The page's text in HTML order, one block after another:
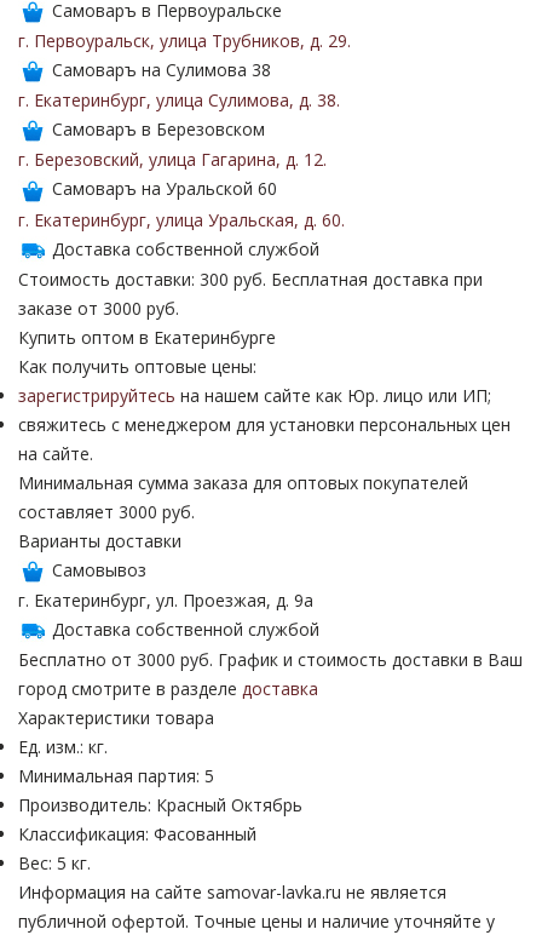
Самоваръ в Первоуральске
г. Первоуральск, улица Трубников, д. 29.
Самоваръ на Сулимова 38
г. Екатеринбург, улица Сулимова, д. 38.
Самоваръ в Березовском
г. Березовский, улица Гагарина, д. 12.
Самоваръ на Уральской 60
г. Екатеринбург, улица Уральская, д. 60.
Доставка собственной службой
Стоимость доставки: 300 руб. Бесплатная доставка при
заказе от 3000 руб.
Купить оптом в Екатеринбурге
Как получить оптовые цены:
зарегистрируйтесь на нашем сайте как Юр. лицо или ИП;
свяжитесь с менеджером для установки персональных цен
на сайте.
Минимальная сумма заказа для оптовых покупателей
составляет 3000 руб.
Варианты доставки
Самовывоз
г. Екатеринбург, ул. Проезжая, д. 9а
Доставка собственной службой
Бесплатно от 3000 руб. График и стоимость доставки в Ваш
город смотрите в разделе доставка
Характеристики товара
Ед. изм.: кг.
Минимальная партия: 5
Производитель: Красный Октябрь
Классификация: Фасованный
Вес: 5 кг.
Информация на сайте samovar-lavka.ru не является
публичной офертой. Точные цены и наличие уточняйте у